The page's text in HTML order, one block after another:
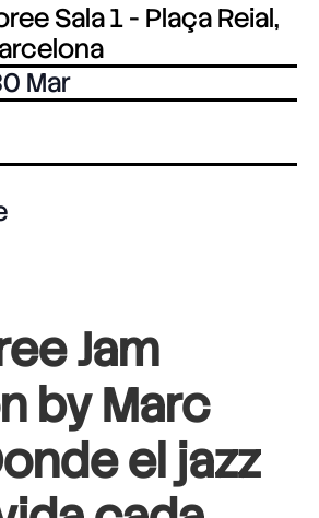
Sala 1 - Plaça Reial,
Mar
Jam
by Marc
el jazz